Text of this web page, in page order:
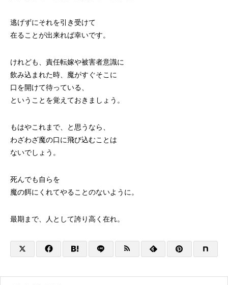
逃げずにそれを引き受けて
在ることが出来れば幸いです。
けれども、責任転嫁や被害者意識に
飲み込まれた時、魔がすぐそこに
口を開けて待っている、
ということを覚えておきましょう。
もはやこれまで、と思うなら、
わざわざ魔の口に飛び込むことは
ないでしょう。
死んでも自らを
魔の餌にくれてやることのないように。
最期まで、人として誇り高く在れ。